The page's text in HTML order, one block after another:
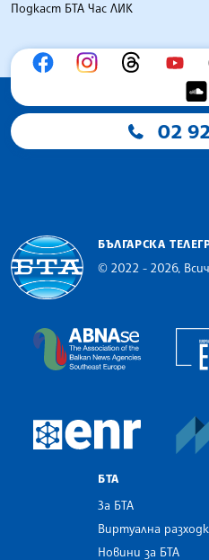
Подкаст БТА Час ЛИК
02
БЪЛГАРСКА
© 2022 - 2026,
The
European
БТА
За БТА
Виртуална
Новини за БТА